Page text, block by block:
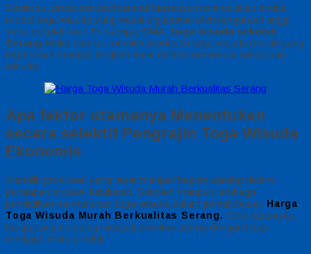
Selain itu, produsen profesional biasanya menyediakan aneka
model toga wisuda yang dapat digunakan oleh perguruan tinggi
serta sekolah dari TK sampai SMA. toga wisuda sekolah
Serang Maka dari itu, memilih produsen toga wisuda murah yang
terpercaya menjadi langkah tepat dalam memenuhi kebutuhan
wisuda.
Apa faktor utamanya Menentukan
secara selektif Pengrajin Toga Wisuda
Ekonomis
Memilih produsen yang tepat menjadi bagian penting dalam
persiapan prosesi kelulusan. Sekolah maupun lembaga
pendidikan memerlukan toga wisuda dalam jumlah besar. Harga
Toga Wisuda Murah Berkualitas Serang. Oleh karena itu,
harga yang bersaing menjadi prioritas utama dengan tetap
menjaga mutu produk.